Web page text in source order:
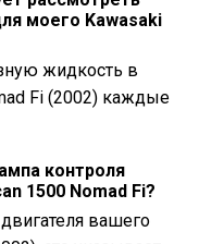
моего Kawasaki
жидкость в
Fi (2002) каждые
контроля
1500 Nomad Fi?
вашего